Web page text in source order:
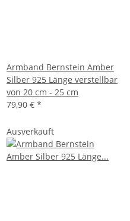
Armband Bernstein Amber
Silber 925 Länge verstellbar
von 20 cm - 25 cm
79,90 € *
Ausverkauft